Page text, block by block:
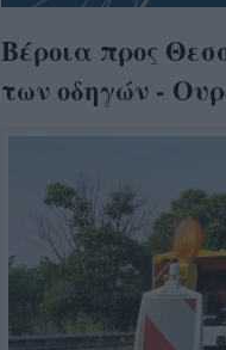
Bέροια προς
των οδηγών -